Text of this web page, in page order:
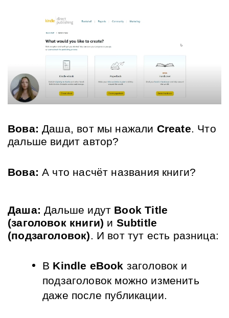
Вова: Даша, вот мы нажали Create. Что
дальше видит автор?
Вова: А что насчёт названия книги?
Даша: Дальше идут Book Title
(заголовок книги) и Subtitle
(подзаголовок). И вот тут есть разница:
В Kindle eBook заголовок и
подзаголовок можно изменить
даже после публикации.